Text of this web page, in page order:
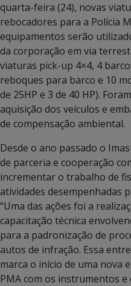
quarta-feira (24), novas
rebocadores para a Polícia
equipamentos serão
da corporação em via
viaturas pick-up 4×4, 4
reboques para barco e 10
de 25HP e 3 de 40 HP).
aquisição dos veículos e
de compensação ambiental.
Desde o ano passado o
de parceria e cooperação
incrementar o trabalho de
atividades desempenhadas
“Uma das ações foi a
capacitação técnica
para a padronização de
autos de infração. Essa
marca o início de uma nova
PMA com os instrumentos